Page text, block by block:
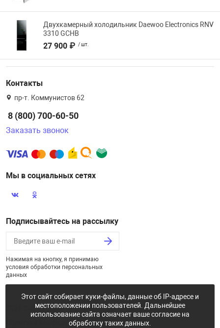
Двухкамерный холодильник Daewoo Electronics RNV
3310 GCHB
27 900 ₽ / шт.
Контакты
пр-т. Коммунистов 62
8 (800) 700-60-50
Заказать звонок
Мы в социальных сетях
Подписывайтесь на рассылку
Нажимая на кнопку, я принимаю
условия обработки персональных
данных
2026 © «Некстайп: Магнит - интернет-магазин»
Политика конфиденциальности
Этот сайт собирает куки-файлы, данные об IP-адресе и
местоположении пользователей. Дальнейшее
использование сайта означает ваше согласие на
обработку таких данных.